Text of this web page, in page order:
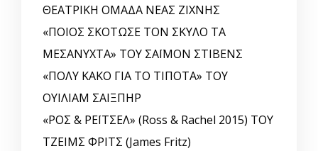
ΘΕΑΤΡΙΚΗ ΟΜΑΔΑ ΝΕΑΣ ΖΙΧΝΗΣ
«ΠΟΙΟΣ ΣΚΟΤΩΣΕ ΤΟΝ ΣΚΥΛΟ ΤΑ
ΜΕΣΑΝΥΧΤΑ» ΤΟΥ ΣΑΪΜΟΝ ΣΤΙΒΕΝΣ
«ΠΟΛΥ ΚΑΚΟ ΓΙΑ ΤΟ ΤΙΠΟΤΑ» ΤΟΥ
ΟΥΙΛΙΑΜ ΣΑΙΞΠΗΡ
«ΡΟΣ & ΡΕΪΤΣΕΛ» (Ross & Rachel 2015) ΤΟΥ
ΤΖΕΙΜΣ ΦΡΙΤΣ (James Fritz)